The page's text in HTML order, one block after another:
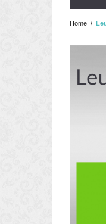
Home /